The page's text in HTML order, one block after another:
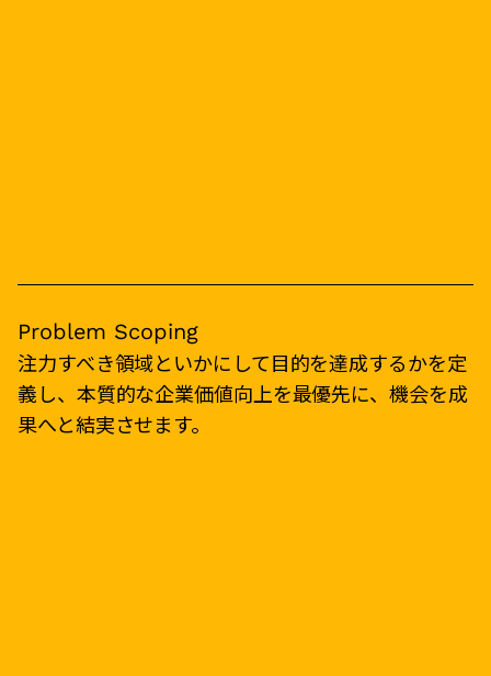
Problem Scoping
注力すべき領域といかにして目的を達成するかを定
義し、本質的な企業価値向上を最優先に、機会を成
果へと結実させます。